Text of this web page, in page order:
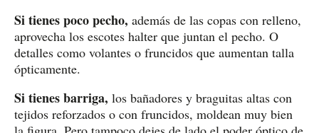
Si tienes poco pecho, además de las copas con relleno,
aprovecha los escotes halter que juntan el pecho. O
detalles como volantes o fruncidos que aumentan talla
ópticamente.
Si tienes barriga, los bañadores y braguitas altas con
tejidos reforzados o con fruncidos, moldean muy bien